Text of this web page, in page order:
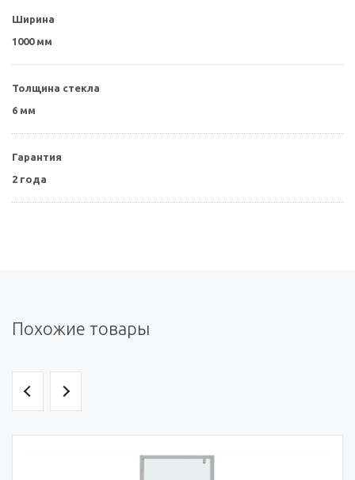
Ширина
1000 мм
Толщина стекла
6 мм
Гарантия
2 года
Похожие товары